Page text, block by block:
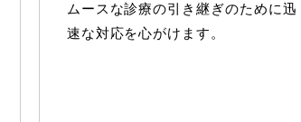
ムースな診療の引き継ぎのために迅
速な対応を心がけます。